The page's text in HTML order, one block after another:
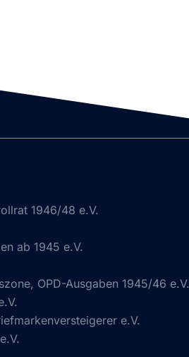
1946/48 e.V.
ab 1945 e.V.
OPD-Ausgaben 1945/46 e.V.
e.V.